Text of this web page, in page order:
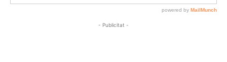
- Publicitat -